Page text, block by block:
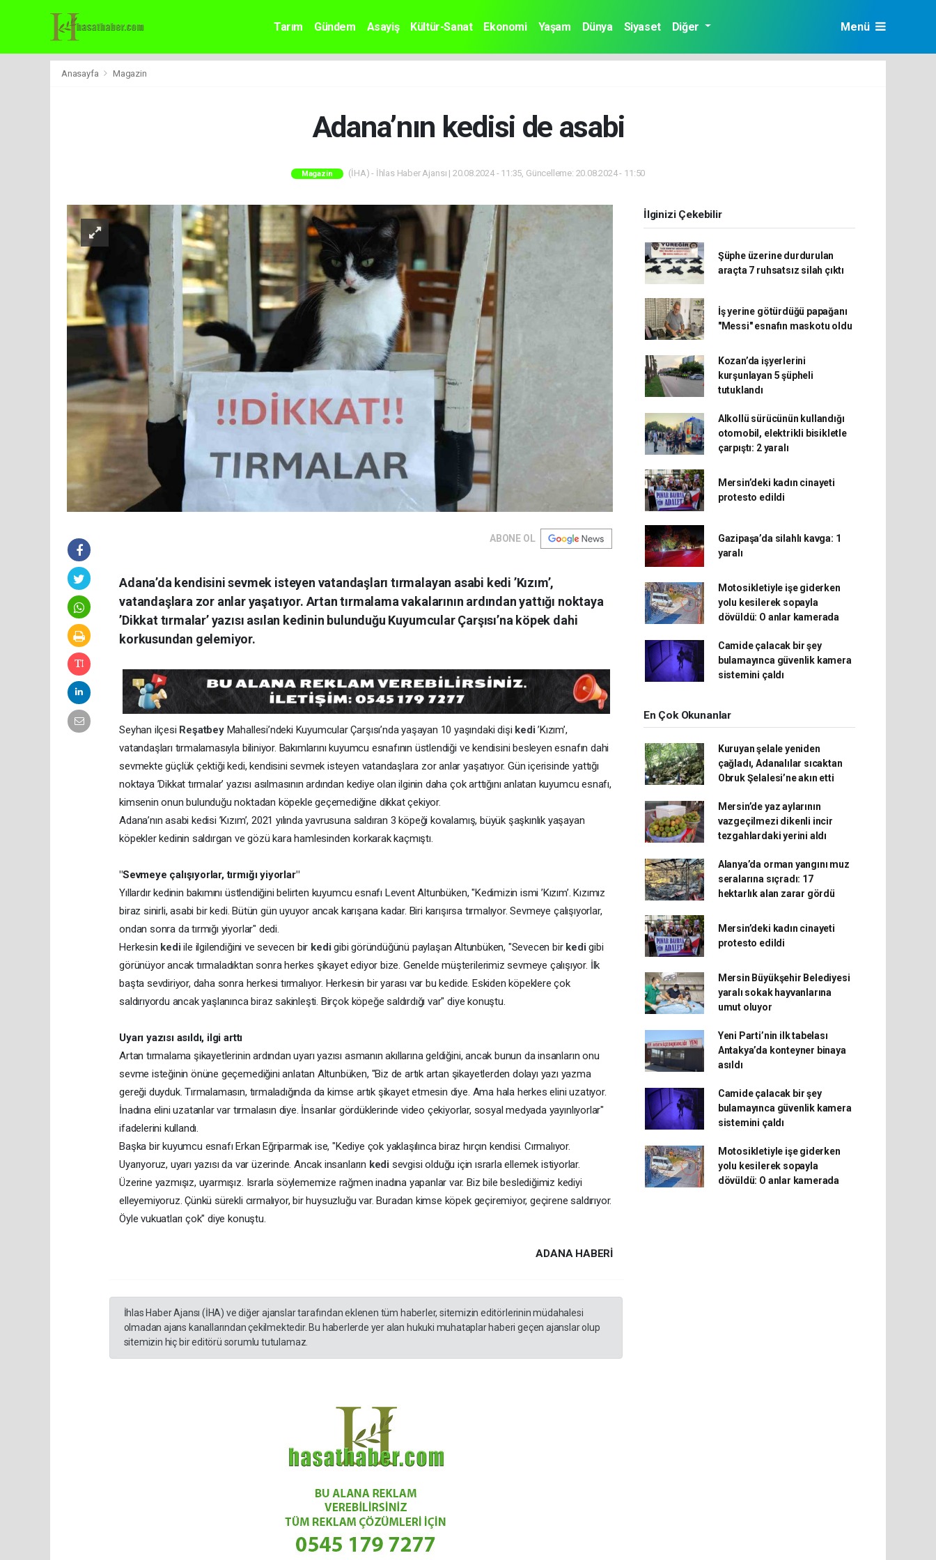
Tarım Gündem Asayiş Kültür-Sanat Ekonomi Yaşam Dünya Siyaset Diğer Menü
Anasayfa Magazin
Adana’nın kedisi de asabi
Magazin (İHA) - İhlas Haber Ajansı | 20.08.2024 - 11:35, Güncelleme: 20.08.2024 - 11:50
ABONE OL
Adana’da kendisini sevmek isteyen vatandaşları tırmalayan asabi kedi ’Kızım’,
vatandaşlara zor anlar yaşatıyor. Artan tırmalama vakalarının ardından yattığı noktaya
’Dikkat tırmalar’ yazısı asılan kedinin bulunduğu Kuyumcular Çarşısı’na köpek dahi
korkusundan gelemiyor.
Seyhan ilçesi Reşatbey Mahallesi’ndeki Kuyumcular Çarşısı’nda yaşayan 10 yaşındaki dişi kedi’Kızım’,
vatandaşları tırmalamasıyla biliniyor. Bakımlarını kuyumcu esnafının üstlendiği ve kendisini besleyen esnafın dahi
sevmekte güçlük çektiği kedi, kendisini sevmek isteyen vatandaşlara zor anlar yaşatıyor. Gün içerisinde yattığı
noktaya ’Dikkat tırmalar’ yazısı asılmasının ardından kediye olan ilginin daha çok arttığını anlatan kuyumcu esnafı,
kimsenin onun bulunduğu noktadan köpekle geçemediğine dikkat çekiyor.
Adana’nın asabi kedisi ’Kızım’, 2021 yılında yavrusuna saldıran 3 köpeği kovalamış, büyük şaşkınlık yaşayan
köpekler kedinin saldırgan ve gözü kara hamlesinden korkarak kaçmıştı.
"Sevmeye çalışıyorlar, tırmığı yiyorlar"
Yıllardır kedinin bakımını üstlendiğini belirten kuyumcu esnafı Levent Altunbüken, "Kedimizin ismi ’Kızım’. Kızımız
biraz sinirli, asabi bir kedi. Bütün gün uyuyor ancak karışana kadar. Biri karışırsa tırmalıyor. Sevmeye çalışıyorlar,
ondan sonra da tırmığı yiyorlar" dedi.
Herkesin kediile ilgilendiğini ve sevecen bir kedigibi göründüğünü paylaşan Altunbüken, "Sevecen bir kedigibi
görünüyor ancak tırmaladıktan sonra herkes şikayet ediyor bize. Genelde müşterilerimiz sevmeye çalışıyor. İlk
başta sevdiriyor, daha sonra herkesi tırmalıyor. Herkesin bir yarası var bu kedide. Eskiden köpeklere çok
saldırıyordu ancak yaşlanınca biraz sakinleşti. Birçok köpeğe saldırdığı var" diye konuştu.
Uyarı yazısı asıldı, ilgi arttı
Artan tırmalama şikayetlerinin ardından uyarı yazısı asmanın akıllarına geldiğini, ancak bunun da insanların onu
sevme isteğinin önüne geçemediğini anlatan Altunbüken, "Biz de artık artan şikayetlerden dolayı yazı yazma
gereği duyduk. Tırmalamasın, tırmaladığında da kimse artık şikayet etmesin diye. Ama hala herkes elini uzatıyor.
İnadına elini uzatanlar var tırmalasın diye. İnsanlar gördüklerinde video çekiyorlar, sosyal medyada yayınlıyorlar"
ifadelerini kullandı.
Başka bir kuyumcu esnafı Erkan Eğriparmak ise, "Kediye çok yaklaşılınca biraz hırçın kendisi. Cırmalıyor.
Uyarıyoruz, uyarı yazısı da var üzerinde. Ancak insanların kedi sevgisi olduğu için ısrarla ellemek istiyorlar.
Üzerine yazmışız, uyarmışız. Israrla söylememize rağmen inadına yapanlar var. Biz bile beslediğimiz kediyi
elleyemiyoruz. Çünkü sürekli cırmalıyor, bir huysuzluğu var. Buradan kimse köpek geçiremiyor, geçirene saldırıyor.
Öyle vukuatları çok" diye konuştu.
ADANA HABERİ
İhlas Haber Ajansı (İHA) ve diğer ajanslar tarafından eklenen tüm haberler, sitemizin editörlerinin müdahalesi
olmadan ajans kanallarından çekilmektedir. Bu haberlerde yer alan hukuki muhataplar haberi geçen ajanslar olup
sitemizin hiç bir editörü sorumlu tutulamaz.
İlginizi Çekebilir
Şüphe üzerine durdurulan
araçta 7 ruhsatsız silah çıktı
İş yerine götürdüğü papağanı
"Messi" esnafın maskotu oldu
Kozan’da işyerlerini
kurşunlayan 5 şüpheli
tutuklandı
Alkollü sürücünün kullandığı
otomobil, elektrikli bisikletle
çarpıştı: 2 yaralı
Mersin’deki kadın cinayeti
protesto edildi
Gazipaşa’da silahlı kavga: 1
yaralı
Motosikletiyle işe giderken
yolu kesilerek sopayla
dövüldü: O anlar kamerada
Camide çalacak bir şey
bulamayınca güvenlik kamera
sistemini çaldı
En Çok Okunanlar
Kuruyan şelale yeniden
çağladı, Adanalılar sıcaktan
Obruk Şelalesi’ne akın etti
Mersin’de yaz aylarının
vazgeçilmezi dikenli incir
tezgahlardaki yerini aldı
Alanya’da orman yangını muz
seralarına sıçradı: 17
hektarlık alan zarar gördü
Mersin’deki kadın cinayeti
protesto edildi
Mersin Büyükşehir Belediyesi
yaralı sokak hayvanlarına
umut oluyor
Yeni Parti’nin ilk tabelası
Antakya’da konteyner binaya
asıldı
Camide çalacak bir şey
bulamayınca güvenlik kamera
sistemini çaldı
Motosikletiyle işe giderken
yolu kesilerek sopayla
dövüldü: O anlar kamerada